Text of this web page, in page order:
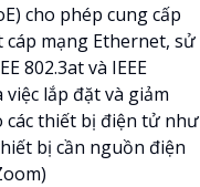
cho phép cung cấp
mạng Ethernet, sử
802.3at và IEEE
lắp đặt và giảm
các thiết bị điện tử như
bị cần nguồn điện